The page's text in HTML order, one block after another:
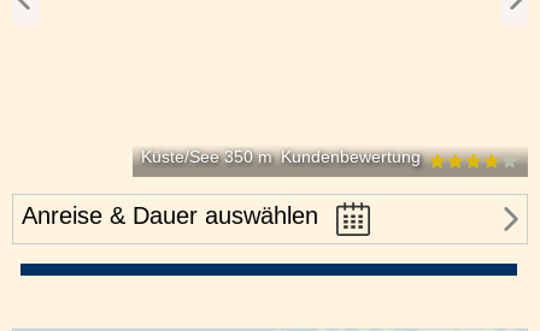
Küste/See 350 m Kundenbewertung
Anreise & Dauer auswählen